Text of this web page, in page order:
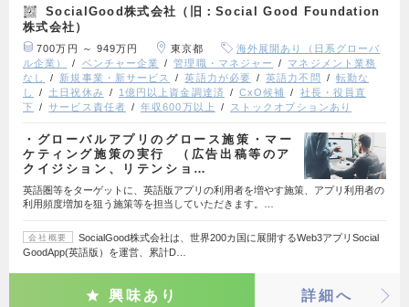
SocialGood株式会社（旧：Social Good Foundation
株式会社）
700万円 ～ 949万円 東京都
海外展開あり（日系グローバ
ル企業）
ベンチャー企業 管理職・マネジャー
マネジメント業務
なし
新規事業・新サービス 英語力が必要 英語力不問
転勤な
し
土日祝休み 1億円以上資金調達済 CxO候補
社長・役員直
下
サービス責任者 年収600万以上 ストックオプションあり
・グローバルアプリのグロース施策・マー
ケティング施策の実行 （広告出稿等のア
クイジション、リテンショ…
英語圏等をターゲットに、英語版アプリの利用者を増やす施策、アプリ利用者の
利用頻度増加を狙う施策等を担当していただきます。…
会社概要
SocialGood株式会社は、世界200カ国に展開するWeb3アプリSocial
GoodApp(英語版）を運営、累計D…
興味あり 詳細へ